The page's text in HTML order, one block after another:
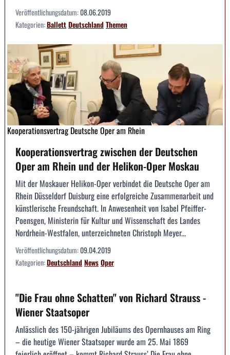
Veröffentlichungsdatum:08.06.2019
Kategorien:BallettDeutschlandThemen
Kooperationsvertrag Deutsche Oper am Rhein
Kooperationsvertrag zwischen der Deutschen
Oper am Rhein und der Helikon-Oper Moskau
Mit der Moskauer Helikon-Oper verbindet die Deutsche Oper am
Rhein Düsseldorf Duisburg eine erfolg­reiche Zusammenarbeit und
künstlerische Freundschaft. In Anwesenheit von Isabel Pfeiffer-
Poensgen, Ministerin für Kultur und Wissenschaft des Landes
Nordrhein-Westfalen, unterzeichneten Christoph Meyer...
Veröffentlichungsdatum:09.04.2019
Kategorien:DeutschlandNewsOper
"Die Frau ohne Schatten" von Richard Strauss -
Wiener Staatsoper
Anlässlich des 150-jährigen Jubiläums des Opernhauses am Ring
– die heutige Wiener Staatsoper wurde am 25. Mai 1869